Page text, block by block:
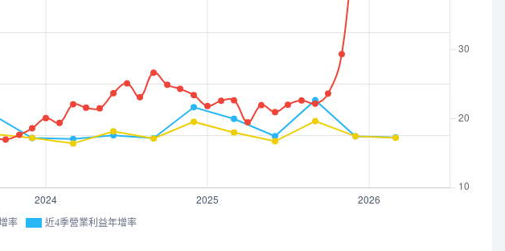
率 近4季營業利益年增率